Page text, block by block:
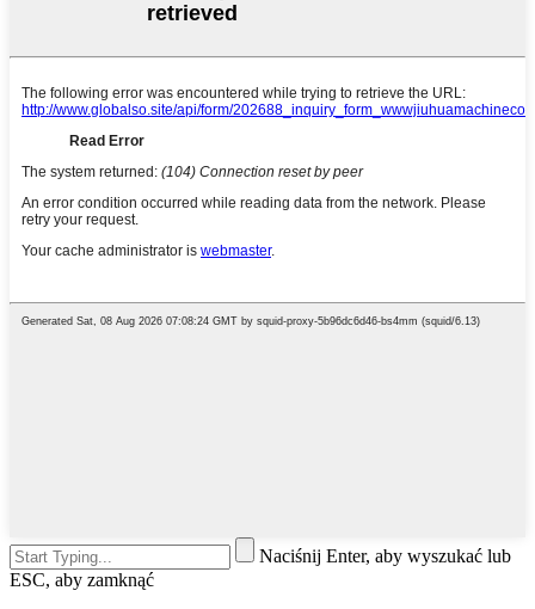
Naciśnij Enter, aby wyszukać lub
ESC, aby zamknąć